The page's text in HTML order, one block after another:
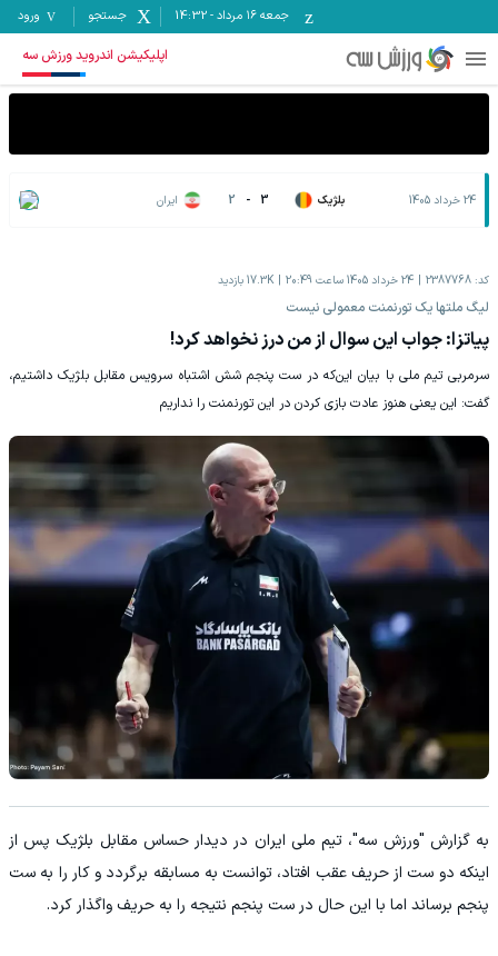
جمعه ۱۶ مرداد -
14:32 جستجو ورود
اپلیکیشن اندروید ورزش سه
24 خرداد 1405 بلژیک 3
-
2 ایران
کد: 2387768 24 خرداد 1405 ساعت 20:49 17.3K بازدید
لیگ ملتها یک تورنمنت معمولی نیست
پیاتزا: جواب این سوال از من درز نخواهد کرد!
سرمربی تیم ملی با بیان این‌که در ست پنجم شش اشتباه سرویس مقابل بلژیک داشتیم،
گفت: این یعنی هنوز عادت بازی کردن در این تورنمنت را نداریم
به گزارش "ورزش سه"، تیم ملی ایران در دیدار حساس مقابل بلژیک پس از
اینکه دو ست از حریف عقب افتاد، توانست به مسابقه برگردد و کار را به ست
پنجم برساند اما با این حال در ست پنجم نتیجه را به حریف واگذار کرد.